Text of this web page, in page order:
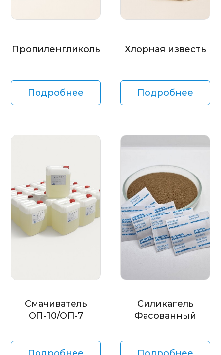
Пропиленгликоль
Подробнее
Хлорная известь
Подробнее
Смачиватель
ОП-10/ОП-7
Силикагель
Фасованный